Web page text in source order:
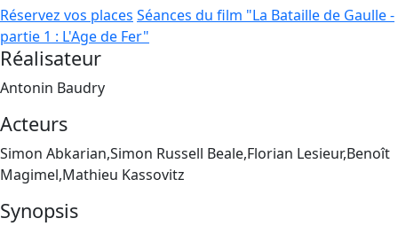
Réservez vos places Séances du film "La Bataille de Gaulle -
partie 1 : L'Age de Fer"
Réalisateur
Antonin Baudry
Acteurs
Simon Abkarian,Simon Russell Beale,Florian Lesieur,Benoît
Magimel,Mathieu Kassovitz
Synopsis